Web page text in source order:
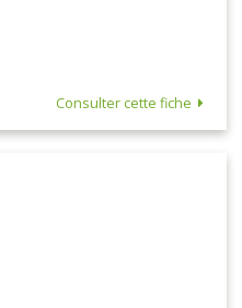
Consulter cette fiche